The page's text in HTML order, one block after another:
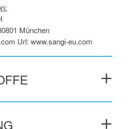
München
Url: www.sangi-eu.com